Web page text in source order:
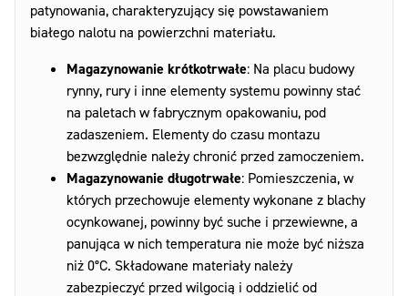
patynowania, charakteryzujący się powstawaniem
białego nalotu na powierzchni materiału.
Magazynowanie krótkotrwałe: Na placu budowy
rynny, rury i inne elementy systemu powinny stać
na paletach w fabrycznym opakowaniu, pod
zadaszeniem. Elementy do czasu montazu
bezwzględnie należy chronić przed zamoczeniem.
Magazynowanie długotrwałe: Pomieszczenia, w
których przechowuje elementy wykonane z blachy
ocynkowanej, powinny być suche i przewiewne, a
panująca w nich temperatura nie może być niższa
niż 0°C. Składowane materiały należy
zabezpieczyć przed wilgocią i oddzielić od